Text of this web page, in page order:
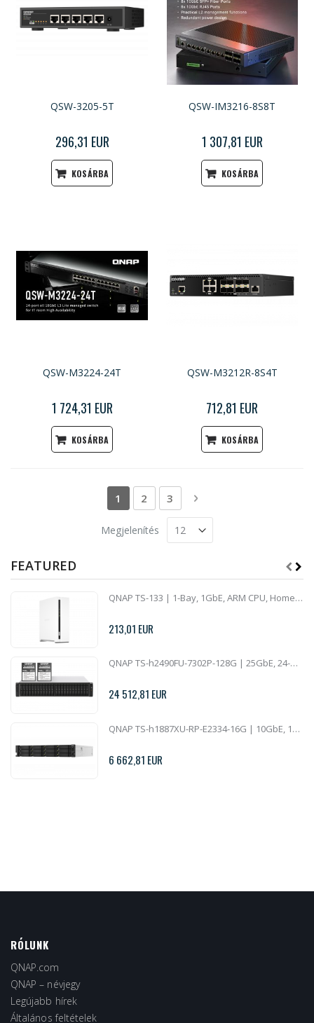
QSW-3205-5T
296,31 EUR
KOSÁRBA
QSW-IM3216-8S8T
1 307,81 EUR
KOSÁRBA
QSW-M3224-24T
1 724,31 EUR
KOSÁRBA
QSW-M3212R-8S4T
712,81 EUR
KOSÁRBA
Oldal
You're currently reading page
1 Oldal
2 Oldal
3 Oldal
Következő
Megjelenítés
FEATURED
QNAP TS-133 | 1-Bay, 1GbE, ARM CPU, Home NAS
213,01 EUR
QNAP TS-h2490FU-7302P-128G | 25GbE, 24-Bay U.2 SSD, ZFS, AMD Epyc CPU, 128GB RAM, PCIe Slots, 2U All-Flash
24 512,81 EUR
QNAP TS-h1887XU-RP-E2334-16G | 10GbE, 18-Bay, ZFS, Intel Xeon CPU, 16GB RAM, PCIe Slots, Redundant Power, 2U Rackmount
6 662,81 EUR
RÓLUNK
QNAP.com
QNAP – névjegy
Legújabb hírek
Általános feltételek